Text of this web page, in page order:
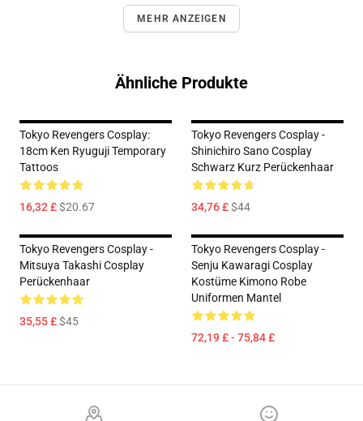
MEHR ANZEIGEN
Ähnliche Produkte
Tokyo Revengers Cosplay:
18cm Ken Ryuguji Temporary
Tattoos
16,32 £$20.67
Tokyo Revengers Cosplay -
Shinichiro Sano Cosplay
Schwarz Kurz Perückenhaar
34,76 £$44
Tokyo Revengers Cosplay -
Mitsuya Takashi Cosplay
Perückenhaar
35,55 £$45
Tokyo Revengers Cosplay -
Senju Kawaragi Cosplay
Kostüme Kimono Robe
Uniformen Mantel
72,19 £ - 75,84 £